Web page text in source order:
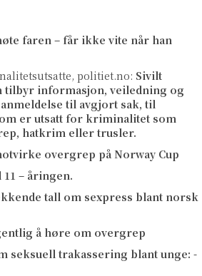
faren – får ikke vite når han
politiet.no: Sivilt
tilbyr informasjon, veiledning og
til avgjort sak, til
er utsatt for kriminalitet som
hatkrim eller trusler.
overgrep på Norway Cup
– åringen.
tall om sexpress blant norsk
å høre om overgrep
seksuell trakassering blant unge: -